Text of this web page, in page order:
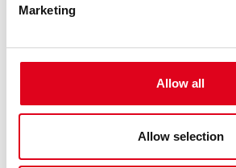
Marketing
Allow all
Allow selection
Preu: 20 €
Autoria i interpretació:Maria Palma Borràs
Col·laboració vocal:Nihan Devecioglu